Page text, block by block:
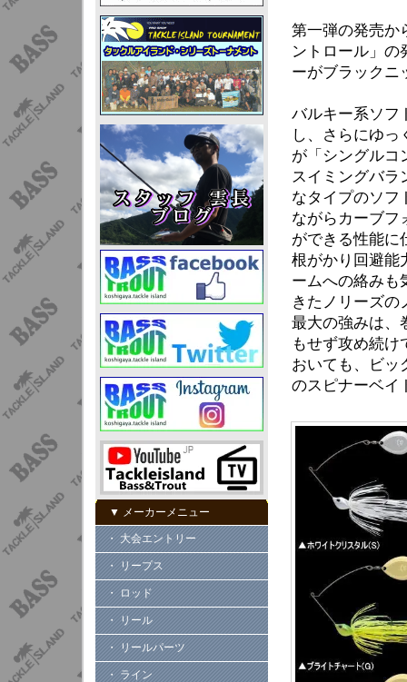
▼ メーカーメニュー
・ 大会エントリー
・ リープス
・ ロッド
・ リール
・ リールパーツ
・ ライン
第一弾の発売か
ントロール」の
ーがブラックニ
バルキー系ソフ
し、さらにゆ
が「シングルコ
スイミングバラ
なタイプのソフ
ながらカーブフ
ができる性能に
根がかり回避能
ームへの絡みも
きたノリーズの
最大の強みは、
もせず攻め続
おいても、ビッ
のスピナーベイ